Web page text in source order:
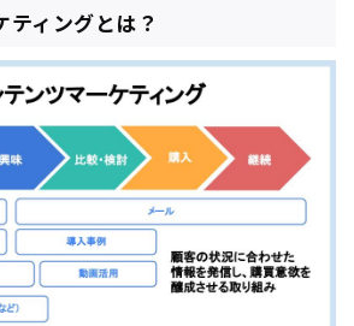
ティングとは？